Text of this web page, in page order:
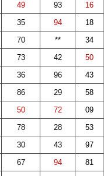
49 93 16
35 94 18
70 ** 34
73 42 50
36 96 43
86 29 58
50 72 09
78 28 53
30 43 97
67 94 81